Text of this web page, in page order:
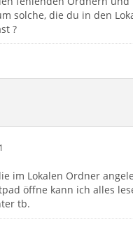
solche, die du in den
?
im Lokalen Ordner
öffne kann ich alles
tb.